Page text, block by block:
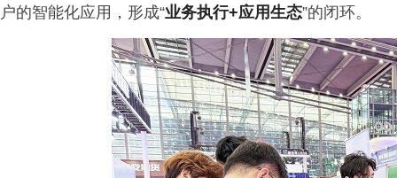
户的智能化应用，形成“业务执行+应用生态”的闭环。